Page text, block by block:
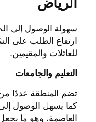
سهولة الوصول إلى
ارتفاع الطلب على
للعائلات والمقيمين.
التعليم والجامعات
تضم المنطقة عددًا من
كما يسهل الوصول
العاصمة، وهو ما